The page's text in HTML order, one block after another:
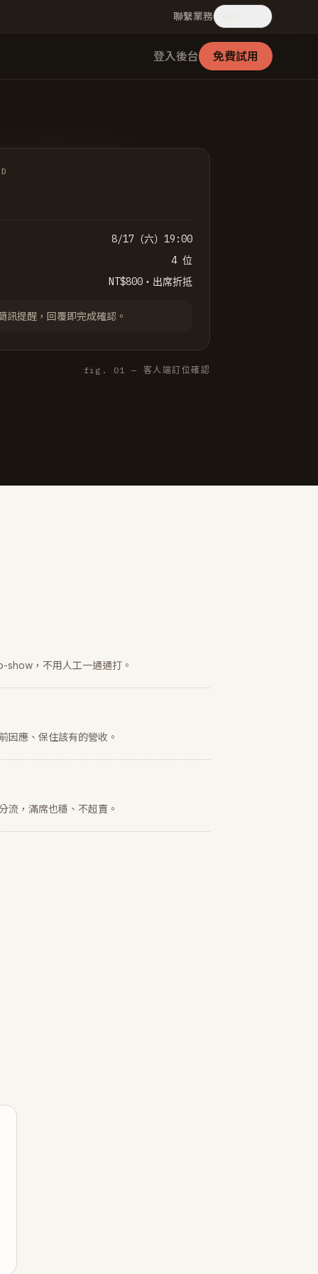
聯繫業務
登入後台 免費試用
8/17（六）19:00
4 位
NT$800・出席折抵
訊提醒，回覆即完成確認。
fig. 01 — 客人端訂位確認
show，不用人工一通通打。
因應、保住該有的營收。
流，滿席也穩、不超賣。